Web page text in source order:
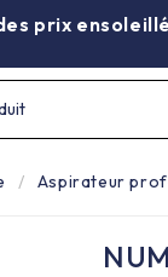
prix
Aspirateur